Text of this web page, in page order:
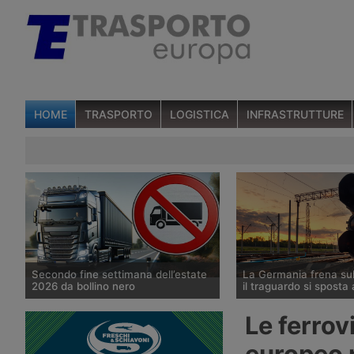
HOME TRASPORTO LOGISTICA INFRASTRUTTURE
Secondo fine settimana dell’estate
2026 da bollino nero
Divieti di circolazione per i veicoli
industriali e potenziamento del
personale Anas sulla rete nazionale
La Germania frena
il traguardo si sposta
l’allungamento dei
Le